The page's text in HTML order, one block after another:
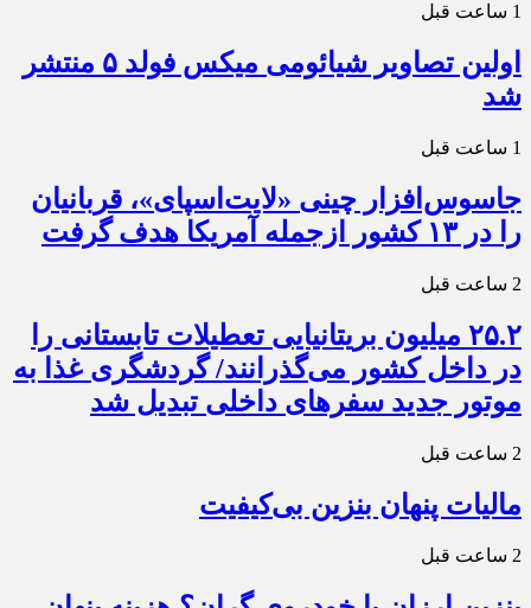
1 ساعت قبل
اولین تصاویر شیائومی میکس فولد ۵ منتشر
شد
1 ساعت قبل
جاسوس‌افزار چینی «لایت‌اسپای»، قربانیان
را در ۱۳ کشور ازجمله آمریکا هدف گرفت
2 ساعت قبل
۲۵.۲ میلیون بریتانیایی تعطیلات تابستانی را
در داخل کشور می‌گذرانند/ گردشگری غذا به
موتور جدید سفرهای داخلی تبدیل شد
2 ساعت قبل
مالیات پنهان بنزین بی‌کیفیت
2 ساعت قبل